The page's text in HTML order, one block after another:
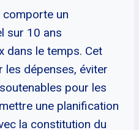
comporte un
sur 10 ans
dans le temps. Cet
les dépenses, éviter
pour les
une planification
la constitution du